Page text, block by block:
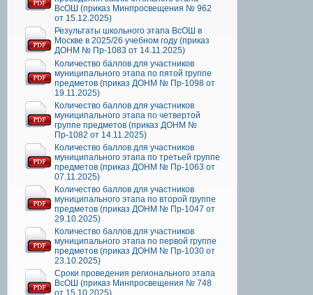
ВсОШ (приказ Минпросвещения № 962
от 15.12.2025)
Результаты школьного этапа ВсОШ в
Москве в 2025/26 учебном году (приказ
ДОНМ № Пр-1083 от 14.11.2025)
Количество баллов для участников
муниципального этапа по пятой группе
предметов (приказ ДОНМ № Пр-1098 от
19.11.2025)
Количество баллов для участников
муниципального этапа по четвертой
группе предметов (приказ ДОНМ №
Пр-1082 от 14.11.2025)
Количество баллов для участников
муниципального этапа по третьей группе
предметов (приказ ДОНМ № Пр-1063 от
07.11.2025)
Количество баллов для участников
муниципального этапа по второй группе
предметов (приказ ДОНМ № Пр-1047 от
29.10.2025)
Количество баллов для участников
муниципального этапа по первой группе
предметов (приказ ДОНМ № Пр-1030 от
23.10.2025)
Сроки проведения регионального этапа
ВсОШ (приказ Минпросвещения № 748
от 15.10.2025)